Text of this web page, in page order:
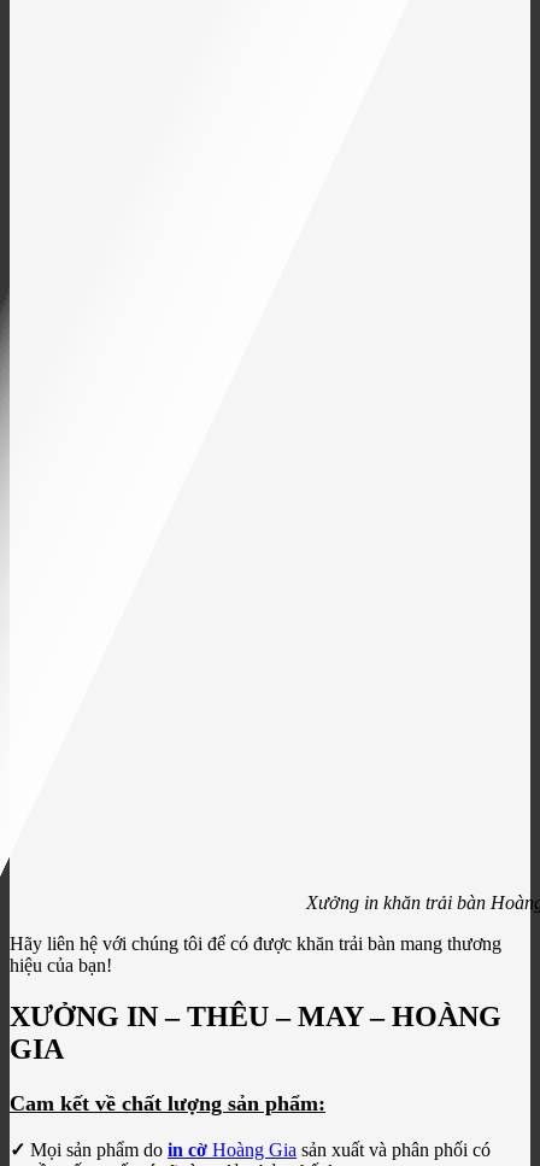
Xưởng in khăn trải bàn
Hãy liên hệ với chúng tôi để có được khăn trải bàn mang thương
hiệu của bạn!
XƯỞNG IN – THÊU – MAY – HOÀNG
GIA
Cam kết về chất lượng sản phẩm:
✓ Mọi sản phẩm do in cờ Hoàng Gia sản xuất và phân phối có